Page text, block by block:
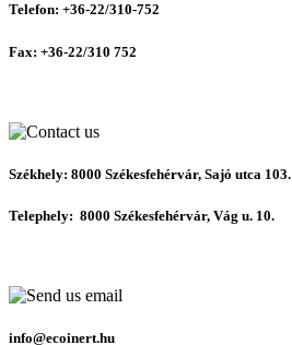
Telefon: +36-22/310-752
Fax: +36-22/310 752
Székhely: 8000 Székesfehérvár, Sajó utca 103.
Telephely: 8000 Székesfehérvár, Vág u. 10.
info@ecoinert.hu